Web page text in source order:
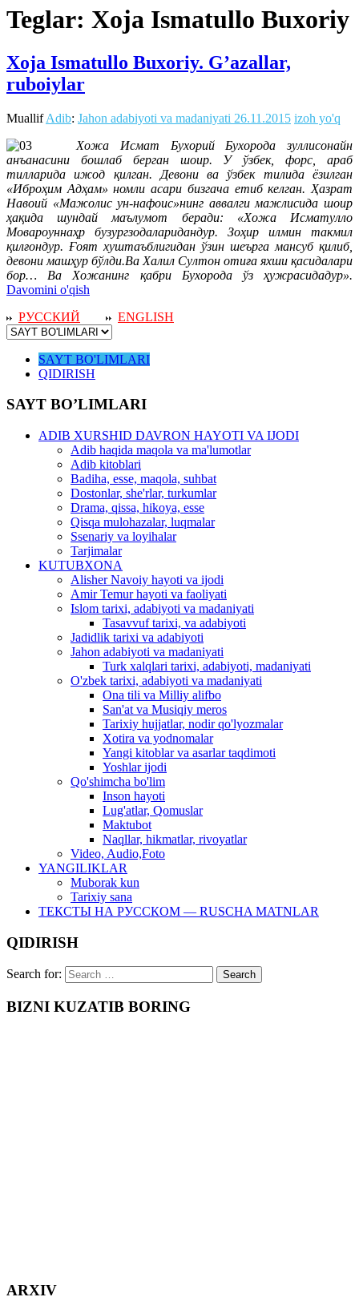
Teglar: Xoja Ismatullo Buxoriy
Xoja Ismatullo Buxoriy. G’azallar,
ruboiylar
MuallifAdib: Jahon adabiyoti va madaniyati 26.11.2015 izoh yo'q
Хожа Исмат Бухорий Бухорода зуллисонайн
анъанасини бошлаб берган шоир. У ўзбек, форс, араб
тилларида ижод қилган. Девони ва ўзбек тилида ёзилган
«Иброҳим Адҳам» номли асари бизгача етиб келган. Ҳазрат
Навоий «Мажолис ун-нафоис»нинг аввалги мажлисида шоир
ҳақида шундай маълумот беради: «Хожа Исматулло
Мовароуннаҳр бузургзодаларидандур. Зоҳир илмин такмил
қилғондур. Ғоят хуштаъблигидан ўзин шеърга мансуб қилиб,
девони машҳур бўлди.Ва Халил Султон отиға яхши қасидалари
бор… Ва Хожанинг қабри Бухорода ўз ҳужрасидадур».
Davomini o'qish
РУССКИЙ
ENGLISH
SAYT BO'LIMLARI
QIDIRISH
SAYT BO’LIMLARI
ADIB XURSHID DAVRON HAYOTI VA IJODI
Adib haqida maqola va ma'lumotlar
Adib kitoblari
Badiha, esse, maqola, suhbat
Dostonlar, she'rlar, turkumlar
Drama, qissa, hikoya, esse
Qisqa mulohazalar, luqmalar
Ssenariy va loyihalar
Tarjimalar
KUTUBXONA
Alisher Navoiy hayoti va ijodi
Amir Temur hayoti va faoliyati
Islom tarixi, adabiyoti va madaniyati
Tasavvuf tarixi, va adabiyoti
Jadidlik tarixi va adabiyoti
Jahon adabiyoti va madaniyati
Turk xalqlari tarixi, adabiyoti, madaniyati
O'zbek tarixi, adabiyoti va madaniyati
Ona tili va Milliy alifbo
San'at va Musiqiy meros
Tarixiy hujjatlar, nodir qo'lyozmalar
Xotira va yodnomalar
Yangi kitoblar va asarlar taqdimoti
Yoshlar ijodi
Qo'shimcha bo'lim
Inson hayoti
Lug'atlar, Qomuslar
Maktubot
Naqllar, hikmatlar, rivoyatlar
Video, Audio,Foto
YANGILIKLAR
Muborak kun
Tarixiy sana
ТЕКСТЫ НА РУССКОМ — RUSCHA MATNLAR
QIDIRISH
Search for:
BIZNI KUZATIB BORING
ARXIV